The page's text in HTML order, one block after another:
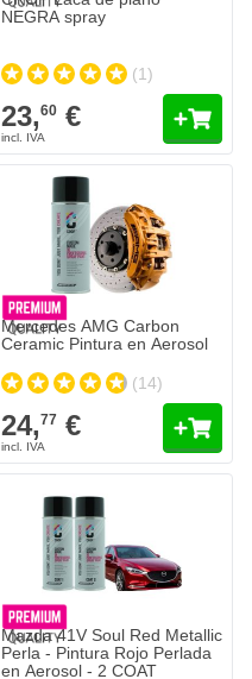
NEGRA spray
(1)
23,60 €
Mercedes AMG Carbon
Ceramic Pintura en Aerosol
(14)
24,77 €
Mazda 41V Soul Red Metallic
Perla - Pintura Rojo Perlada
en Aerosol - 2 COAT